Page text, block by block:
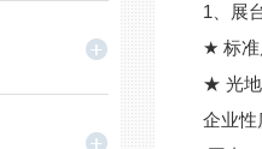
1、展
★ 标准
★ 光地
企业性